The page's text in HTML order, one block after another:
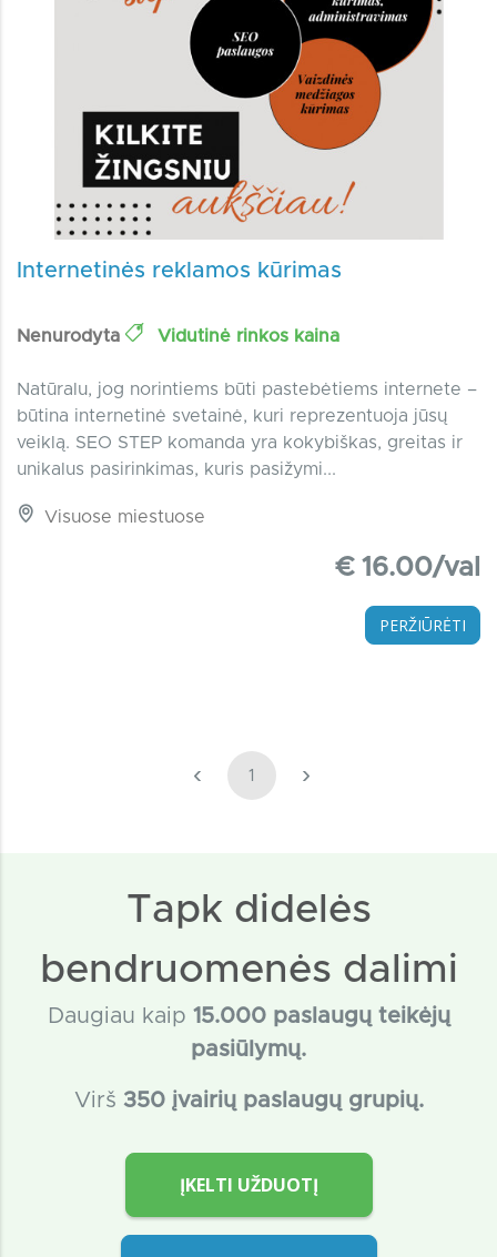
Internetinės reklamos kūrimas
Nenurodyta Vidutinė rinkos kaina
Natūralu, jog norintiems būti pastebėtiems internete –
būtina internetinė svetainė, kuri reprezentuoja jūsų
veiklą. SEO STEP komanda yra kokybiškas, greitas ir
unikalus pasirinkimas, kuris pasižymi...
Visuose miestuose
€ 16.00/val
PERŽIŪRĖTI
‹ 1 ›
Tapk didelės
bendruomenės dalimi
Daugiau kaip 15.000 paslaugų teikėjų
pasiūlymų.
Virš 350 įvairių paslaugų grupių.
ĮKELTI UŽDUOTĮ